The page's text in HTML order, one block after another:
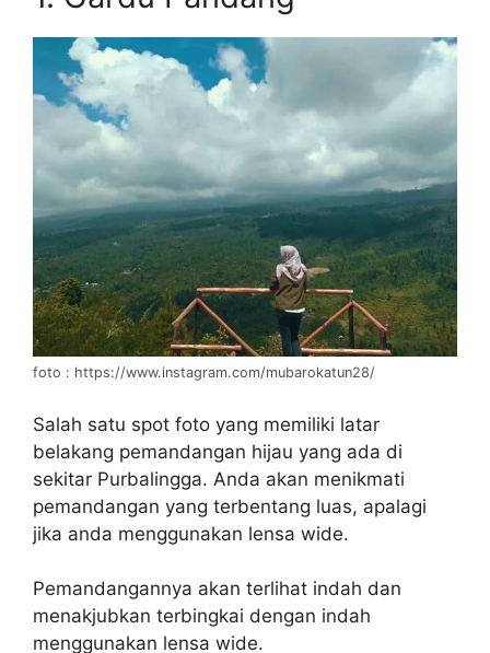
foto : https://www.instagram.com/mubarokatun28/
Salah satu spot foto yang memiliki latar
belakang pemandangan hijau yang ada di
sekitar Purbalingga. Anda akan menikmati
pemandangan yang terbentang luas, apalagi
jika anda menggunakan lensa wide.
Pemandangannya akan terlihat indah dan
menakjubkan terbingkai dengan indah
menggunakan lensa wide.